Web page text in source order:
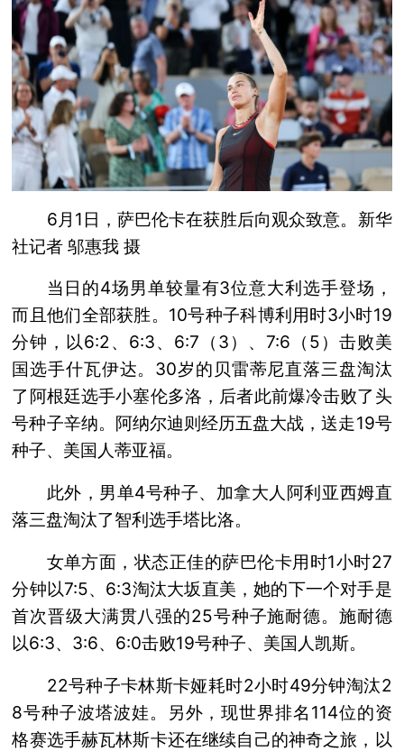
6月1日，萨巴伦卡在获胜后向观众致意。新华
社记者 邬惠我 摄
当日的4场男单较量有3位意大利选手登场，
而且他们全部获胜。10号种子科博利用时3小时19
分钟，以6:2、6:3、6:7（3）、7:6（5）击败美
国选手什瓦伊达。30岁的贝雷蒂尼直落三盘淘汰
了阿根廷选手小塞伦多洛，后者此前爆冷击败了头
号种子辛纳。阿纳尔迪则经历五盘大战，送走19号
种子、美国人蒂亚福。
此外，男单4号种子、加拿大人阿利亚西姆直
落三盘淘汰了智利选手塔比洛。
女单方面，状态正佳的萨巴伦卡用时1小时27
分钟以7:5、6:3淘汰大坂直美，她的下一个对手是
首次晋级大满贯八强的25号种子施耐德。施耐德
以6:3、3:6、6:0击败19号种子、美国人凯斯。
22号种子卡林斯卡娅耗时2小时49分钟淘汰2
8号种子波塔波娃。另外，现世界排名114位的资
格赛选手赫瓦林斯卡还在继续自己的神奇之旅，以